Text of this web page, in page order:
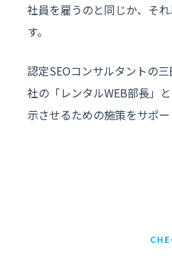
社員を雇うのと同じか、そ
す。
認定SEOコンサルタントの
社の「レンタルWEB部長」
示させるための施策をサポー